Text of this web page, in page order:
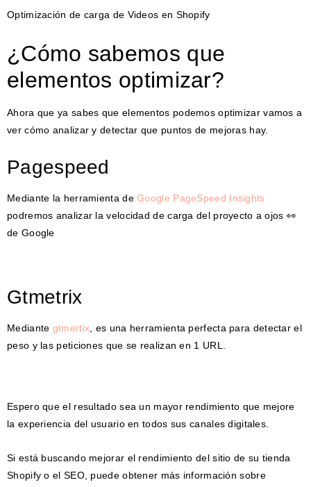
Optimización de carga de Videos en Shopify
¿Cómo sabemos que
elementos optimizar?
Ahora que ya sabes que elementos podemos optimizar vamos a
ver cómo analizar y detectar que puntos de mejoras hay.
Pagespeed
Mediante la herramienta deGoogle PageSpeed Insights
podremos analizar la velocidad de carga del proyecto a ojos 👀
de Google
Gtmetrix
Mediante gtmertix , es una herramienta perfecta para detectar el
peso y las peticiones que se realizan en 1 URL.
Espero que el resultado sea un mayor rendimiento que mejore
la experiencia del usuario en todos sus canales digitales.
Si está buscando mejorar el rendimiento del sitio de su tienda
Shopify o el SEO, puede obtener más información sobre